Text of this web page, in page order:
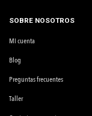
SOBRE NOSOTROS
Mi cuenta
Blog
Preguntas frecuentes
Taller